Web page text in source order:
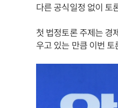
다른 공식일정 없이 토
첫 법정토론 주제는 경
우고 있는 만큼 이번